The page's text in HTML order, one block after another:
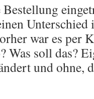
Bestellung
Unterschied
war es per
Was soll das?
und ohne,